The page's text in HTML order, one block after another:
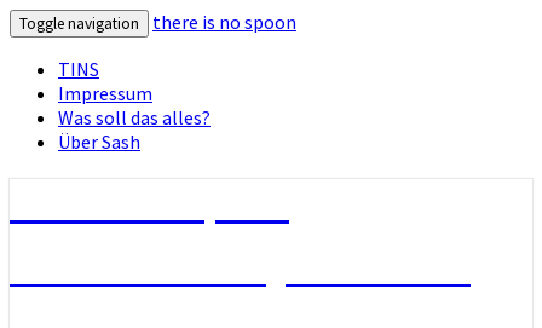
Toggle navigation
there is no spoon
TINS
Impressum
Was soll das alles?
Über Sash